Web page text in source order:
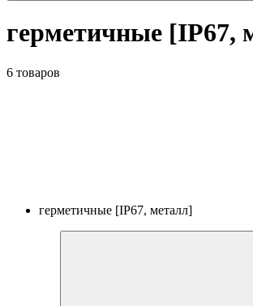
герметичные [IP67,
6 товаров
герметичные [IP67, металл]